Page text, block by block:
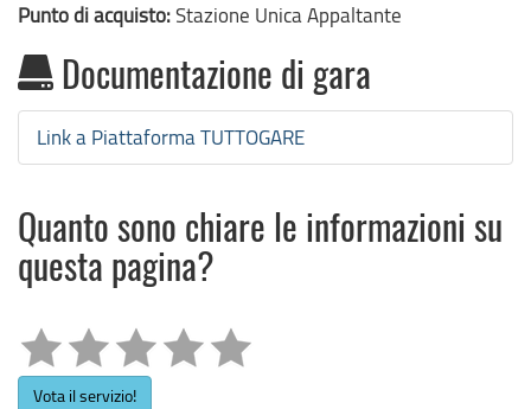
Punto di acquisto:Stazione Unica Appaltante
Documentazione di gara
Link a Piattaforma TUTTOGARE
Quanto sono chiare le informazioni su
questa pagina?
Vota il servizio!